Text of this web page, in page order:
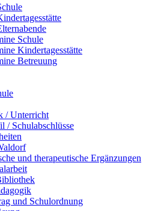
Schule
Kindertagesstätte
Betreuung
/ Unterricht
/ Schulabschlüsse
und therapeutische Ergänzungen
und Schulordnung